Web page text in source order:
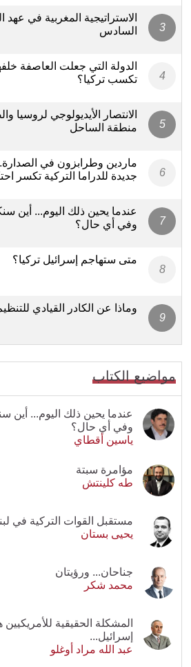
الاستراتيجية المغربية في
السادس
الدولة التي جعلت العاصفة
تكسب تركيا؟
الانتصار الأيديولوجي لروسيا
منطقة الساحل
ماردين وطرابزون في
جديدة للدراما التركية تكسر
عندما يحين ذلك اليوم... أين
وفي أي حال؟
متى ستهاجم إسرائيل تركيا؟
وماذا عن الكادر القيادي
مواضيع الكتاب
عندما يحين ذلك اليوم... أين
وفي أي حال؟
ياسين أقطاي
مؤامرة سبتة
طه كلينتش
مستقبل القوات التركية في
يحيى بستان
جناحان... ورؤيتان
محمد شكر
المشكلة الحقيقية
إسرائيل...
عبد الله مراد أوغلو